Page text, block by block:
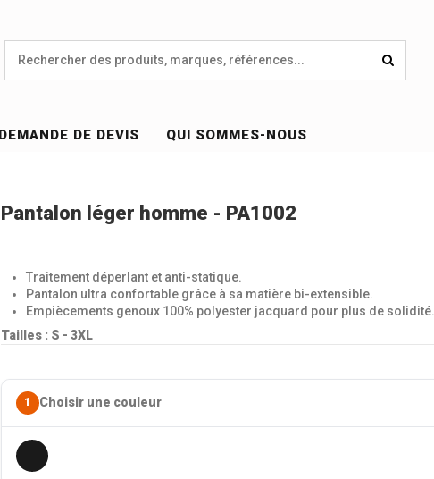
DEMANDE DE DEVIS QUI SOMMES-NOUS
Pantalon léger homme - PA1002
Traitement déperlant et anti-statique.
Pantalon ultra confortable grâce à sa matière bi-extensible.
Empiècements genoux 100% polyester jacquard pour plus de solidité.
Tailles : S - 3XL
1 Choisir une couleur